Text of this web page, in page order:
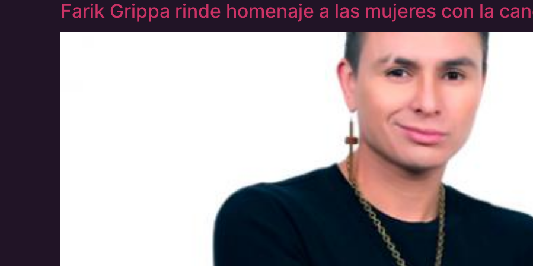
Farik Grippa rinde homenaje a las mujeres con la